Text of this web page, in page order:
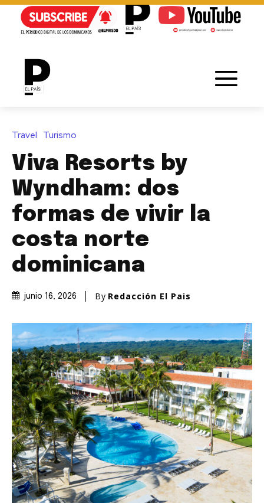
Travel Turismo
Viva Resorts by
Wyndham: dos
formas de vivir la
costa norte
dominicana
junio 16, 2026 By Redacción El Pais